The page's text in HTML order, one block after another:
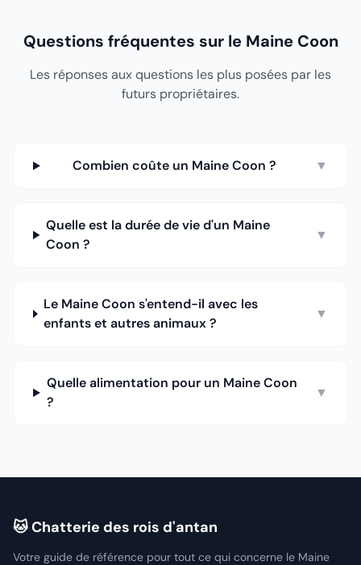
Questions fréquentes sur le Maine Coon
Les réponses aux questions les plus posées par les
futurs propriétaires.
Combien coûte un Maine Coon ? ▼
Quelle est la durée de vie d'un Maine
Coon ?
▼
Le Maine Coon s'entend-il avec les
enfants et autres animaux ?
▼
Quelle alimentation pour un Maine Coon
?
▼
🐱 Chatterie des rois d'antan
Votre guide de référence pour tout ce qui concerne le Maine